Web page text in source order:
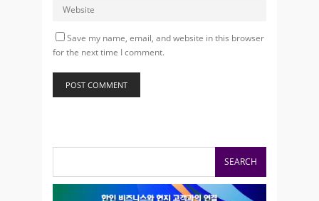
Save my name, email, and website in this browser
for the next time I comment.